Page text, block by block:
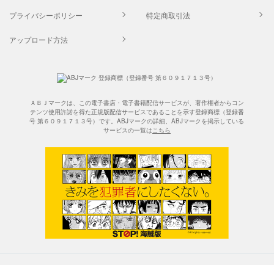
プライバシーポリシー 特定商取引法
アップロード方法
ＡＢＪマークは、この電子書店・電子書籍配信サービスが、著作権者からコン
テンツ使用許諾を得た正規版配信サービスであることを示す登録商標（登録番
号 第６０９１７１３号）です。ABJマークの詳細、ABJマークを掲示している
サービスの一覧はこちら